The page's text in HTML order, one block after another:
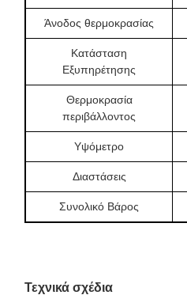
Άνοδος θερμοκρασίας
Κατάσταση
Εξυπηρέτησης
Θερμοκρασία
περιβάλλοντος
Υψόμετρο
Διαστάσεις
Συνολικό Βάρος
Τεχνικά σχέδια